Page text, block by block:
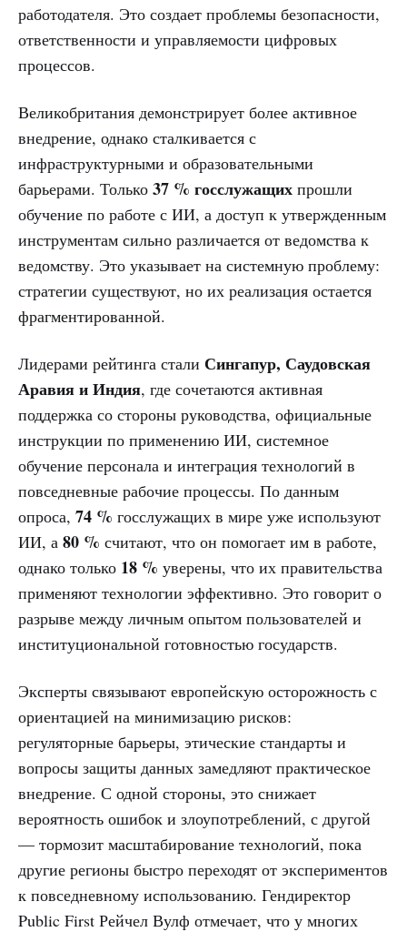
работодателя. Это создает проблемы безопасности,
ответственности и управляемости цифровых
процессов.
Великобритания демонстрирует более активное
внедрение, однако сталкивается с
инфраструктурными и образовательными
барьерами. Только 37 % госслужащих прошли
обучение по работе с ИИ, а доступ к утвержденным
инструментам сильно различается от ведомства к
ведомству. Это указывает на системную проблему:
стратегии существуют, но их реализация остается
фрагментированной.
Лидерами рейтинга стали Сингапур, Саудовская
Аравия и Индия, где сочетаются активная
поддержка со стороны руководства, официальные
инструкции по применению ИИ, системное
обучение персонала и интеграция технологий в
повседневные рабочие процессы. По данным
опроса, 74 % госслужащих в мире уже используют
ИИ, а 80 % считают, что он помогает им в работе,
однако только 18 % уверены, что их правительства
применяют технологии эффективно. Это говорит о
разрыве между личным опытом пользователей и
институциональной готовностью государств.
Эксперты связывают европейскую осторожность с
ориентацией на минимизацию рисков:
регуляторные барьеры, этические стандарты и
вопросы защиты данных замедляют практическое
внедрение. С одной стороны, это снижает
вероятность ошибок и злоупотреблений, с другой
— тормозит масштабирование технологий, пока
другие регионы быстро переходят от экспериментов
к повседневному использованию. Гендиректор
Public First Рейчел Вулф отмечает, что у многих